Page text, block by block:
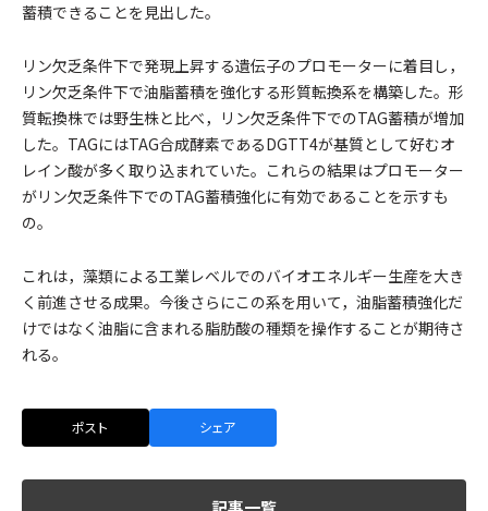
蓄積できることを見出した。
リン欠乏条件下で発現上昇する遺伝子のプロモーターに着目し，
リン欠乏条件下で油脂蓄積を強化する形質転換系を構築した。形
質転換株では野生株と比べ，リン欠乏条件下でのTAG蓄積が増加
した。TAGにはTAG合成酵素であるDGTT4が基質として好むオ
レイン酸が多く取り込まれていた。これらの結果はプロモーター
がリン欠乏条件下でのTAG蓄積強化に有効であることを示すも
の。
これは，藻類による工業レベルでのバイオエネルギー生産を大き
く前進させる成果。今後さらにこの系を用いて，油脂蓄積強化だ
けではなく油脂に含まれる脂肪酸の種類を操作することが期待さ
れる。
ポスト シェア